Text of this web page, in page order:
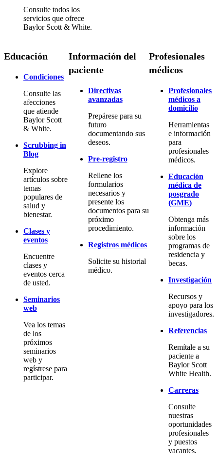
Consulte todos los
servicios que ofrece
Baylor Scott & White.
Educación
Condiciones
Consulte las
afecciones
que atiende
Baylor Scott
& White.
Scrubbing in
Blog
Explore
artículos sobre
temas
populares de
salud y
bienestar.
Clases y
eventos
Encuentre
clases y
eventos cerca
de usted.
Seminarios
web
Vea los temas
de los
próximos
seminarios
web y
regístrese para
participar.
Información del
paciente
Directivas
avanzadas
Prepárese para su
futuro
documentando sus
deseos.
Pre-registro
Rellene los
formularios
necesarios y
presente los
documentos para su
próximo
procedimiento.
Registros médicos
Solicite su historial
médico.
Profesionales
médicos
Profesionales
médicos a
domicilio
Herramientas
e información
para
profesionales
médicos.
Educación
médica de
posgrado
(GME)
Obtenga más
información
sobre los
programas de
residencia y
becas.
Investigación
Recursos y
apoyo para los
investigadores.
Referencias
Remítale a su
paciente a
Baylor Scott
White Health.
Carreras
Consulte
nuestras
oportunidades
profesionales
y puestos
vacantes.